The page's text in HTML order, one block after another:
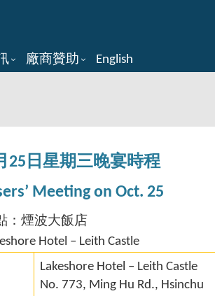
廠商贊助 English
25日星期三晚宴時程
Meeting on Oct. 25
：煙波大飯店
Hotel – Leith Castle
Lakeshore Hotel – Leith Castle
No. 773, Ming Hu Rd., Hsinchu